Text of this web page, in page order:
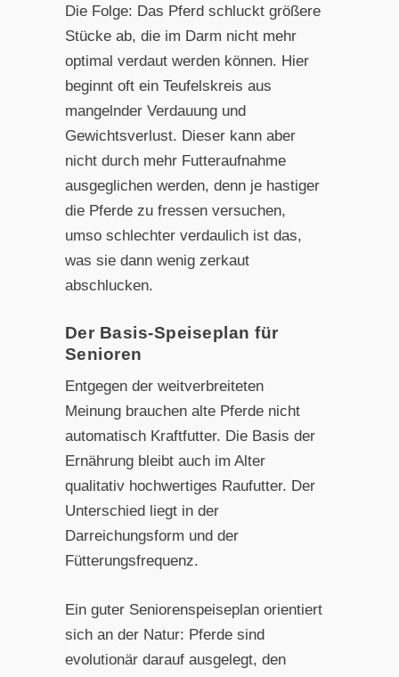
Die Folge: Das Pferd schluckt größere
Stücke ab, die im Darm nicht mehr
optimal verdaut werden können. Hier
beginnt oft ein Teufelskreis aus
mangelnder Verdauung und
Gewichtsverlust. Dieser kann aber
nicht durch mehr Futteraufnahme
ausgeglichen werden, denn je hastiger
die Pferde zu fressen versuchen,
umso schlechter verdaulich ist das,
was sie dann wenig zerkaut
abschlucken.
Der Basis-Speiseplan für
Senioren
Entgegen der weitverbreiteten
Meinung brauchen alte Pferde nicht
automatisch Kraftfutter. Die Basis der
Ernährung bleibt auch im Alter
qualitativ hochwertiges Raufutter. Der
Unterschied liegt in der
Darreichungsform und der
Fütterungsfrequenz.
Ein guter Seniorenspeiseplan orientiert
sich an der Natur: Pferde sind
evolutionär darauf ausgelegt, den